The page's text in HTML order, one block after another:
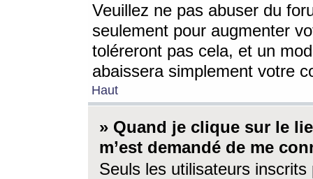
Veuillez ne pas abuser du
seulement pour augmenter
toléreront pas cela, et un
abaissera simplement votre
Haut
» Quand je clique sur le
m’est demandé de me
Seuls les utilisateurs